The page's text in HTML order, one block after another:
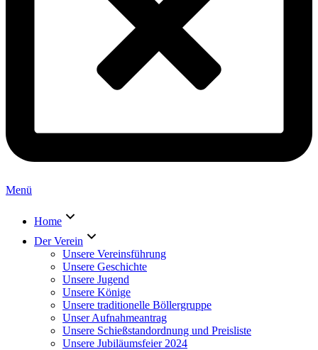
Menü
Home
Der Verein
Unsere Vereinsführung
Unsere Geschichte
Unsere Jugend
Unsere Könige
Unsere traditionelle Böllergruppe
Unser Aufnahmeantrag
Unsere Schießstandordnung und Preisliste
Unsere Jubiläumsfeier 2024